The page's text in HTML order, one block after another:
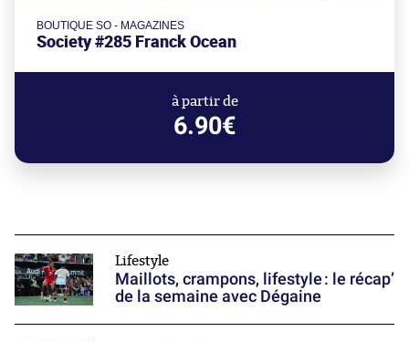
BOUTIQUE SO - MAGAZINES
Society #285 Franck Ocean
à partir de
6.90€
Lifestyle
Maillots, crampons, lifestyle : le récap’
de la semaine avec Dégaine